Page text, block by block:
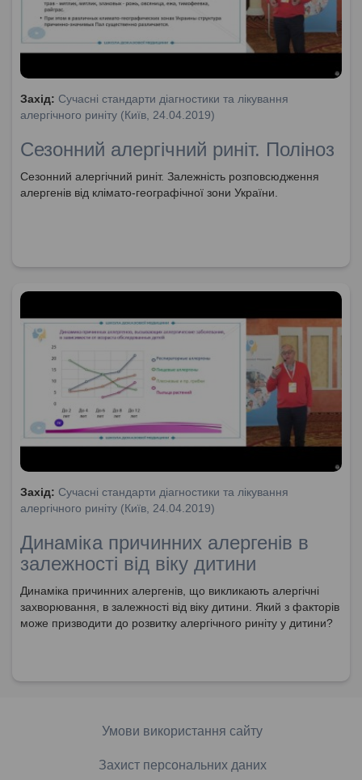
Захід: Сучасні стандарти діагностики та лікування
алергічного риніту (Київ, 24.04.2019)
Сезонний алергічний риніт. Поліноз
Сезонний алергічний риніт. Залежність розповсюдження
алергенів від клімато-географічної зони України.
Захід: Сучасні стандарти діагностики та лікування
алергічного риніту (Київ, 24.04.2019)
Динаміка причинних алергенів в
залежності від віку дитини
Динаміка причинних алергенів, що викликають алергічні
захворювання, в залежності від віку дитини. Який з факторів
може призводити до розвитку алергічного риніту у дитини?
Умови використання сайту
Захист персональних даних